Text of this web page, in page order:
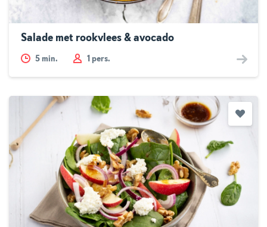
Salade met rookvlees & avocado
5 min. 1 pers.